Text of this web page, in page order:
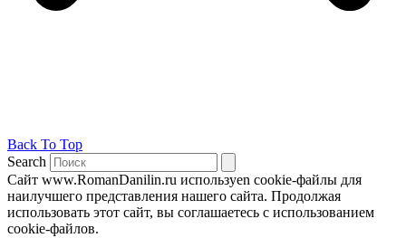
Back To Top
Search
Сайт www.RomanDanilin.ru используеn cookie-файлы для
наилучшего представления нашего сайта. Продолжая
использовать этот сайт, вы соглашаетесь с использованием
cookie-файлов.